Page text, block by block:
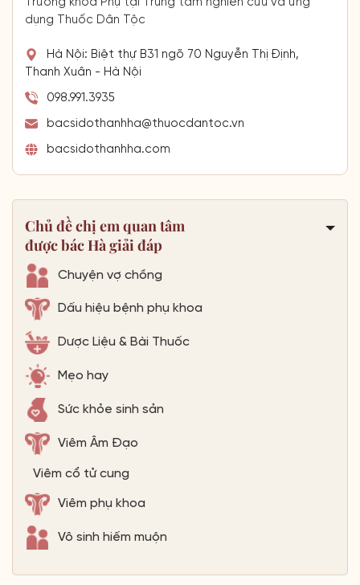
dụng Thuốc Dân Tộc
Hà Nội: Biệt thự B31 ngõ 70 Nguyễn Thị Định,
Thanh Xuân - Hà Nội
098.991.3935
bacsidothanhha@thuocdantoc.vn
bacsidothanhha.com
Chủ đề chị em quan tâm
được bác Hà giải đáp
Chuyện vợ chồng
Dấu hiệu bệnh phụ khoa
Dược Liệu & Bài Thuốc
Mẹo hay
Sức khỏe sinh sản
Viêm Âm Đạo
Viêm cổ tử cung
Viêm phụ khoa
Vô sinh hiếm muộn